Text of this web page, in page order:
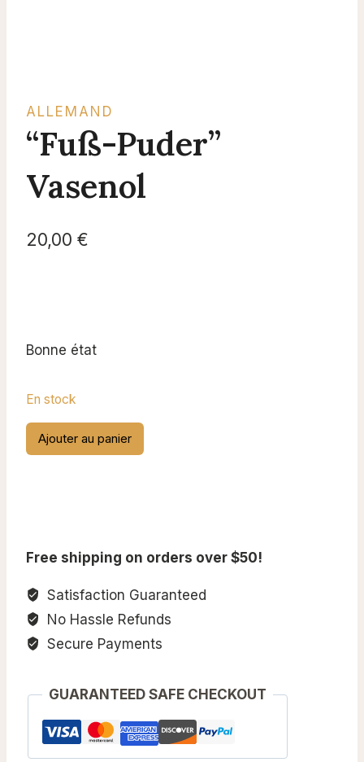
ALLEMAND
“Fuß-Puder”
Vasenol
20,00 €
Bonne état
En stock
quantité
de
Ajouter au panier
Free shipping on orders over $50!
Satisfaction Guaranteed
No Hassle Refunds
Secure Payments
GUARANTEED SAFE CHECKOUT